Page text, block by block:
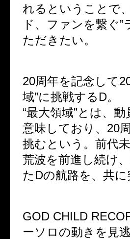
れるということで
ド、ファンを繋ぐ
ただきたい。
20周年を記念して
域”に挑戦するD。
“最大領域”とは、
意味しており、20
挑むという。前代
荒波を前進し続け
たDの航路を、共
GOD CHILD
ーソロの動きを見